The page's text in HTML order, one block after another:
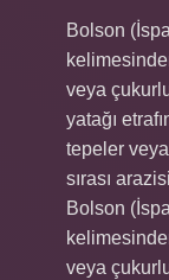
Bolson
veya
yatağı
tepeler
sırası
Bolson
veya